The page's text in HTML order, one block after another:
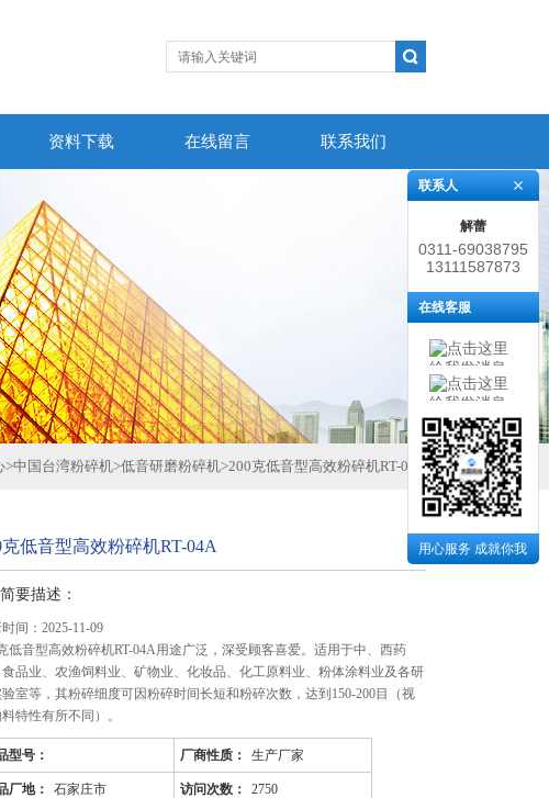
资料下载 在线留言 联系我们
>中国台湾粉碎机>低音研磨粉碎机>200克低音型高效粉碎机RT-04A
克低音型高效粉碎机RT-04A
简要描述：
间：2025-11-09
低音型高效粉碎机RT-04A用途广泛，深受顾客喜爱。适用于中、西药
品业、农渔饲料业、矿物业、化妆品、化工原料业、粉体涂料业及各研
验室等，其粉碎细度可因粉碎时间长短和粉碎次数，达到150-200目（视
特性有所不同）。
型号： 厂商性质： 生产厂家
厂地： 石家庄市 访问次数： 2750
联系人
解蕾
0311-69038795
13111587873
在线客服
用心服务 成就你我